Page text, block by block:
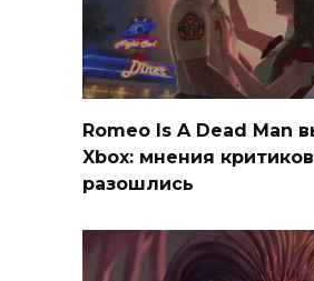
Romeo Is A Dead Man
Xbox: мнения критиков
разошлись